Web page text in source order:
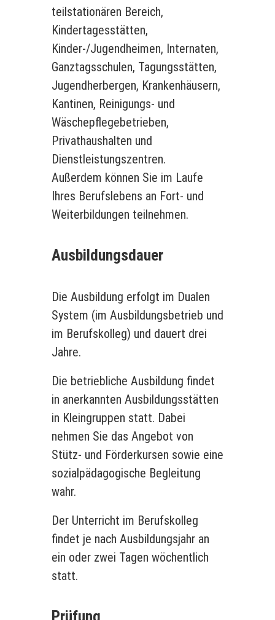
teilstationären Bereich,
Kindertagesstätten,
Kinder-/Jugendheimen, Internaten,
Ganztagsschulen, Tagungsstätten,
Jugendherbergen, Krankenhäusern,
Kantinen, Reinigungs- und
Wäschepflegebetrieben,
Privathaushalten und
Dienstleistungszentren.
Außerdem können Sie im Laufe
Ihres Berufslebens an Fort- und
Weiterbildungen teilnehmen.
Ausbildungsdauer
Die Ausbildung erfolgt im Dualen
System (im Ausbildungsbetrieb und
im Berufskolleg) und dauert drei
Jahre.
Die betriebliche Ausbildung findet
in anerkannten Ausbildungsstätten
in Kleingruppen statt. Dabei
nehmen Sie das Angebot von
Stütz- und Förderkursen sowie eine
sozialpädagogische Begleitung
wahr.
Der Unterricht im Berufskolleg
findet je nach Ausbildungsjahr an
ein oder zwei Tagen wöchentlich
statt.